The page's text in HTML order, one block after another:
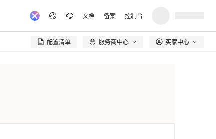
文档 备案 控制台
配置清单  服务商中心 买家中心